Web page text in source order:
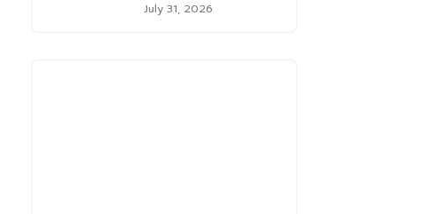
July 31, 2026